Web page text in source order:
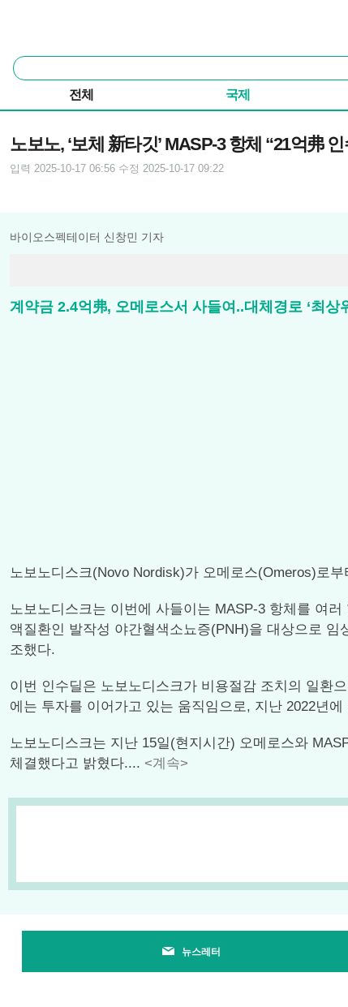
통
합
색
전체 국제
노보노, ‘보체 新타깃’ MASP-3 항체 “21억弗 인
입력 2025-10-17 06:56 수정 2025-10-17 09:22
바이오스펙테이터 신창민 기자
계약금 2.4억弗, 오메로스서 사들여..대체경로 ‘최
노보노디스크(Novo Nordisk)가 오메로스(Omeros)로
노보노디스크는 이번에 사들이는 MASP-3 항체를 여
액질환인 발작성 야간혈색소뇨증(PNH)을 대상으로
조했다.
이번 인수딜은 노보노디스크가 비용절감 조치의 일환
에는 투자를 이어가고 있는 움직임으로, 지난 2022년
노보노디스크는 지난 15일(현지시간) 오메로스와
체결했다고 밝혔다.... <계속>
뉴스레터